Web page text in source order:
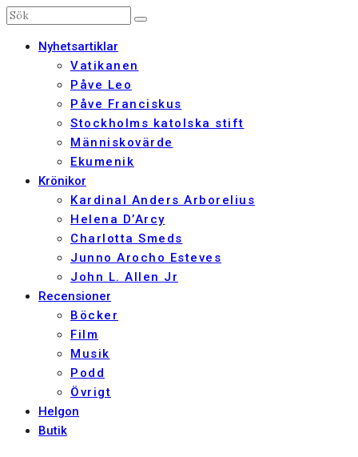
Nyhetsartiklar
Vatikanen
Påve Leo
Påve Franciskus
Stockholms katolska stift
Människovärde
Ekumenik
Krönikor
Kardinal Anders Arborelius
Helena D’Arcy
Charlotta Smeds
Junno Arocho Esteves
John L. Allen Jr
Recensioner
Böcker
Film
Musik
Podd
Övrigt
Helgon
Butik